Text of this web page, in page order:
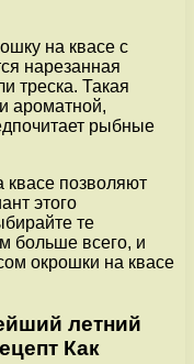
на квасе с
нарезанная
треска. Такая
ароматной,
рыбные
квасе позволяют
этого
те
больше всего, и
окрошки на квасе
летний
Как